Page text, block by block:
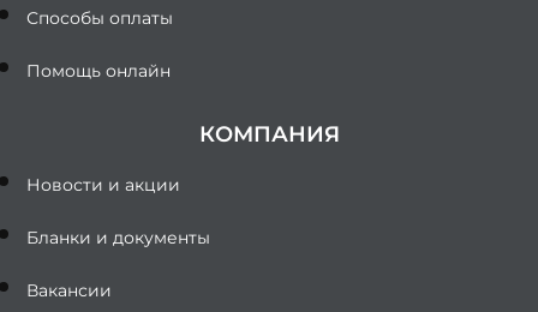
Способы оплаты
Помощь онлайн
КОМПАНИЯ
Новости и акции
Бланки и документы
Вакансии